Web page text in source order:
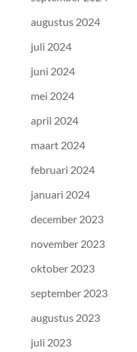
augustus 2024
juli 2024
juni 2024
mei 2024
april 2024
maart 2024
februari 2024
januari 2024
december 2023
november 2023
oktober 2023
september 2023
augustus 2023
juli 2023